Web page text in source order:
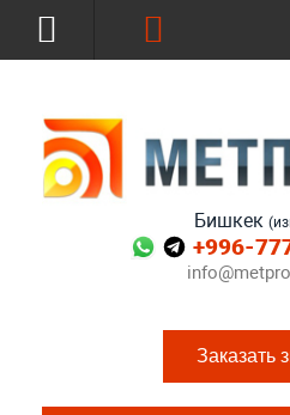
Бишкек
+996-
Заказать